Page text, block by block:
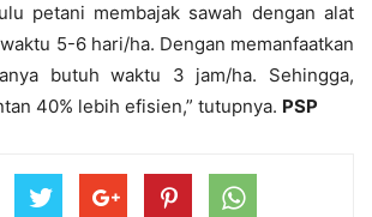
petani membajak sawah dengan alat
5-6 hari/ha. Dengan memanfaatkan
butuh waktu 3 jam/ha. Sehingga,
40% lebih efisien,” tutupnya. PSP